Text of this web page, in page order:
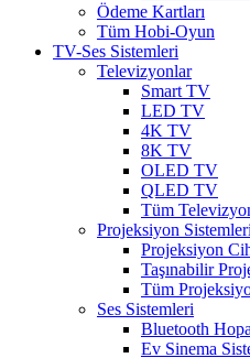
Ödeme Kartları
Tüm Hobi-Oyun
TV-Ses Sistemleri
Televizyonlar
Smart TV
LED TV
4K TV
8K TV
OLED TV
QLED TV
Tüm
Projeksiyon Sistemleri
Projeksiyon
Taşınabilir
Tüm
Ses Sistemleri
Bluetooth
Ev Sinema